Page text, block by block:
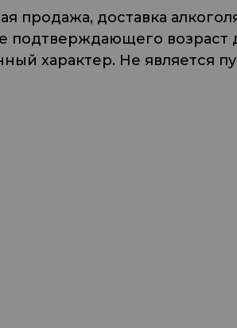
продажа, доставка
подтверждающего возраст
характер. Не является